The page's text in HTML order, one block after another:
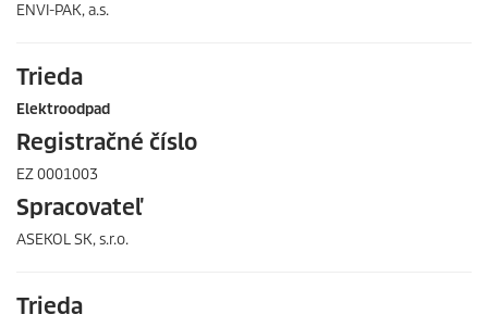
ENVI-PAK, a.s.
Trieda
Elektroodpad
Registračné číslo
EZ 0001003
Spracovateľ
ASEKOL SK, s.r.o.
Trieda